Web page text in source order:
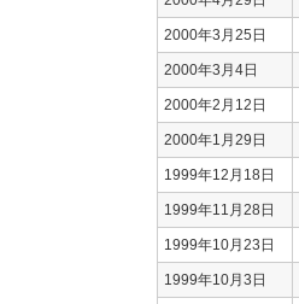
2000年3月25日
2000年3月4日
2000年2月12日
2000年1月29日
1999年12月18日
1999年11月28日
1999年10月23日
1999年10月3日